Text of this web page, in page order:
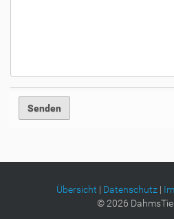
Übersicht | Datenschutz|
©2026